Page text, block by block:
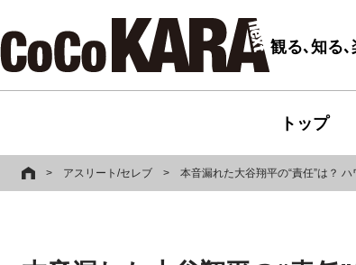
観る､知る
トップ
> アスリート/セレブ > 本音漏れた大谷翔平の“責任”は？